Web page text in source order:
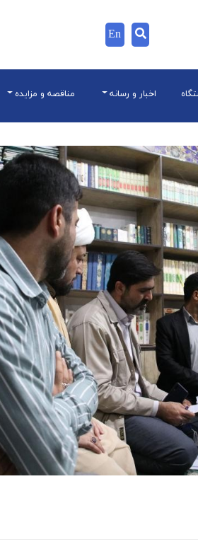
En
اخبار و رسانه مناقصه و مزایده